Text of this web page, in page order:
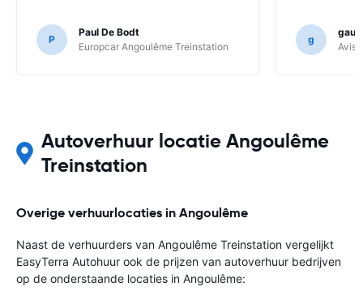
P
Paul De Bodt
Europcar Angoulême Treinstation
g
Avis
Autoverhuur locatie Angoulême
Treinstation
Overige verhuurlocaties in Angoulême
Naast de verhuurders van Angoulême Treinstation vergelijkt
EasyTerra Autohuur ook de prijzen van autoverhuur bedrijven
op de onderstaande locaties in Angoulême: